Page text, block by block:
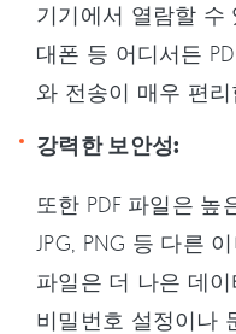
기기에서 열람할 수
대폰 등 어디서든
와 전송이 매우 편리
강력한 보안성:
또한 PDF 파일은 높
JPG, PNG 등 다른
파일은 더 나은 데
비밀번호 설정이나